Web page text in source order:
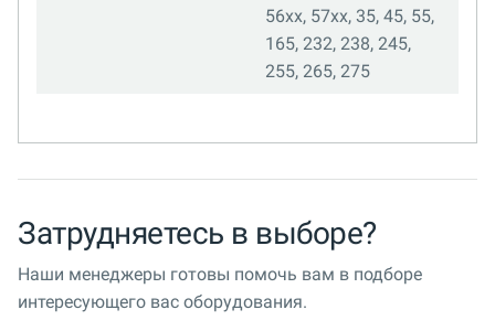
56xx, 57xx, 35, 45, 55,
165, 232, 238, 245,
255, 265, 275
Затрудняетесь в выборе?
Наши менеджеры готовы помочь вам в подборе
интересующего вас оборудования.